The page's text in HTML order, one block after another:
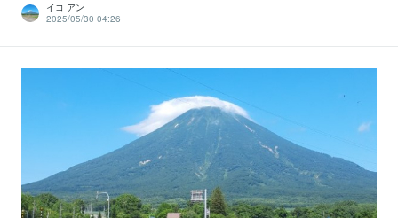
イコ アン
2025/05/30 04:26